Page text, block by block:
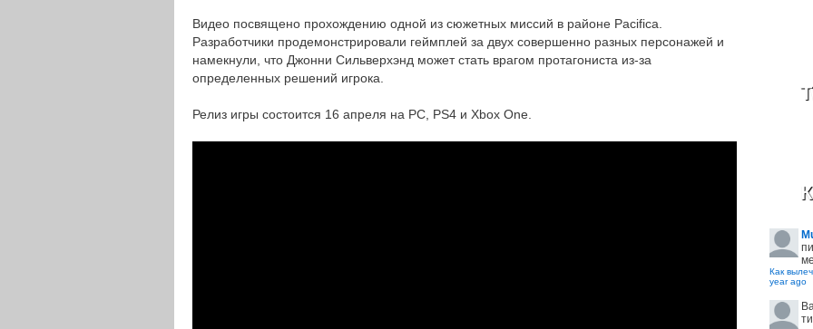
Видео посвящено прохождению одной из сюжетных миссий в районе Pacifica.
Разработчики продемонстрировали геймплей за двух совершенно разных персонажей и
намекнули, что Джонни Сильверхэнд может стать врагом протагониста из-за
определенных решений игрока.
Релиз игры состоится 16 апреля на PC, PS4 и Xbox One.
Как
year ago